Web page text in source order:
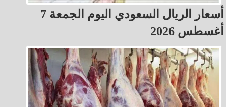
أسعار الريال السعودي اليوم الجمعة 7
أغسطس 2026